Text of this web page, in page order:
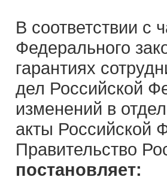
В соответствии с
Федерального
гарантиях
дел Российской
изменений в
акты Российской
Правительство
постановляет: